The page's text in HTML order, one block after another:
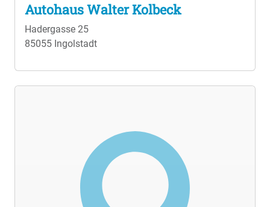
Autohaus Walter Kolbeck
Hadergasse 25
85055 Ingolstadt